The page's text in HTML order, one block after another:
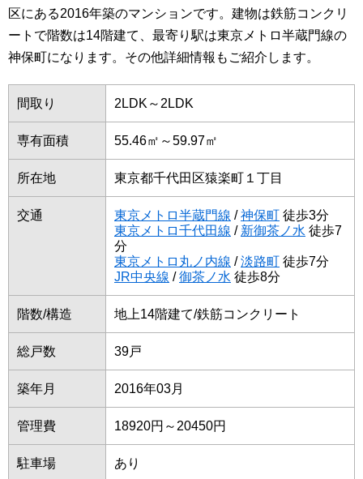
区にある2016年築のマンションです。建物は鉄筋コンクリ
ートで階数は14階建て、最寄り駅は東京メトロ半蔵門線の
神保町になります。その他詳細情報もご紹介します。
間取り 2LDK～2LDK
専有面積 55.46㎡～59.97㎡
所在地 東京都千代田区猿楽町１丁目
交通 東京メトロ半蔵門線 /神保町 徒歩3分
東京メトロ千代田線 / 新御茶ノ水 徒歩7
分
東京メトロ丸ノ内線 /淡路町 徒歩7分
JR中央線 /御茶ノ水 徒歩8分
階数/構造 地上14階建て/鉄筋コンクリート
総戸数 39戸
築年月 2016年03月
管理費 18920円～20450円
駐車場 あり